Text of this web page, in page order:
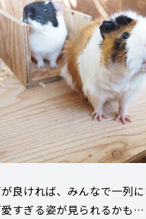
良ければ、みんなで一列
すぎる姿が見られるかも…